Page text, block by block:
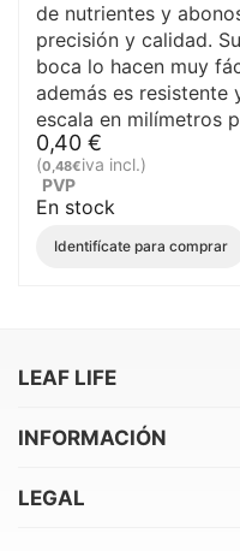
de nutrientes y
precisión y calidad.
boca lo hacen muy
además es
escala en milímetros
0,40 €
(0,48€
PVP
iva incl.)
En stock
Identifícate para comprar
LEAF LIFE
INFORMACIÓN
LEGAL